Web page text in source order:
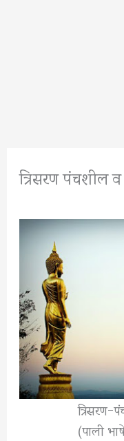
त्रिसरण पंचशील
त्रिसरण-
(पाली